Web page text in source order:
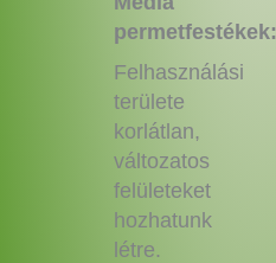
permetfestékek:
Felhasználási
területe
korlátlan,
változatos
felületeket
hozhatunk
létre.